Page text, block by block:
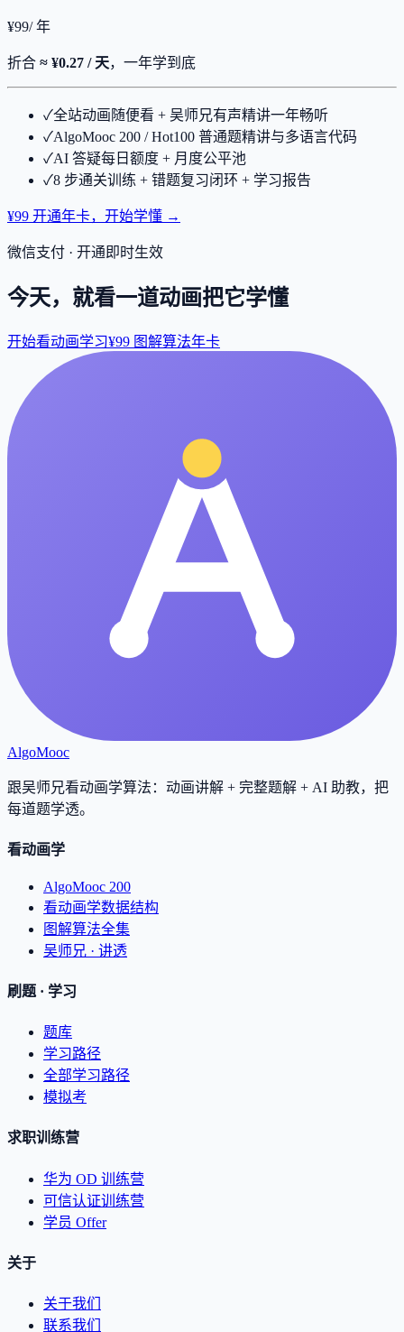
¥99/ 年
折合 ≈ ¥0.27 / 天，一年学到底
✓全站动画随便看 + 吴师兄有声精讲一年畅听
✓AlgoMooc 200 / Hot100 普通题精讲与多语言代码
✓AI 答疑每日额度 + 月度公平池
✓8 步通关训练 + 错题复习闭环 + 学习报告
¥99 开通年卡，开始学懂 →
微信支付 · 开通即时生效
今天，就看一道动画把它学懂
开始看动画学习¥99 图解算法年卡
AlgoMooc
跟吴师兄看动画学算法：动画讲解 + 完整题解 + AI 助教，把
每道题学透。
看动画学
AlgoMooc 200
看动画学数据结构
图解算法全集
吴师兄 · 讲透
刷题 · 学习
题库
学习路径
全部学习路径
模拟考
求职训练营
华为 OD 训练营
可信认证训练营
学员 Offer
关于
关于我们
联系我们